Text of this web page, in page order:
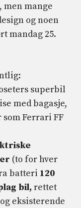
men mange
og noen
mandag 25.
superbil
med bagasje,
Ferrari FF
(to for hver
batteri 120
bil, rettet
eksisterende